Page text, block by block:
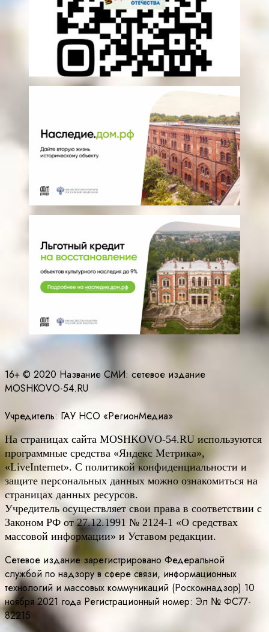
16+ © 2020 Название СМИ: cетевое издание
MOSHKOVO-54.RU
Учредитель: ГАУ НСО «РегионМедиа»
На страницах сайта MOSHKOVO-54.RU используются
программные средства «Яндекс Метрика»,
«LiveInternet». С политикой конфиденциальности и
защите персональных данных можно ознакомиться на
страницах данных ресурсов.
Учредитель осуществляет свои права в соответствии с
Законом РФ от 27.12.1991 № 2124-1 «О средствах
массовой информации» и Уставом редакции.
Сетевое издание зарегистрировано Федеральной
службой по надзору в сфере связи, информационных
технологий и массовых коммуникаций (Роскомнадзор) 10
ноября 2021 года Регистрационный номер: Эл № ФС77-
82215